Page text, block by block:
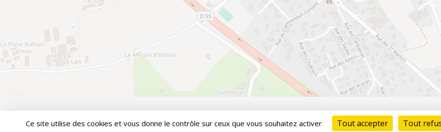
Ce site utilise des cookies et vous donne le contrôle sur ceux que vous souhaitez activer Tout accepter Tout